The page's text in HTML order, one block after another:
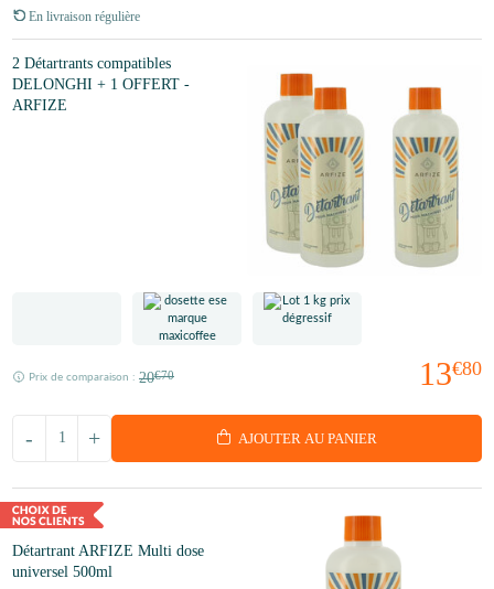
En livraison régulière
2 Détartrants compatibles
DELONGHI + 1 OFFERT -
ARFIZE
13€80
Prix de comparaison : 20€70
+
- AJOUTER AU PANIER
Détartrant ARFIZE Multi dose
universel 500ml